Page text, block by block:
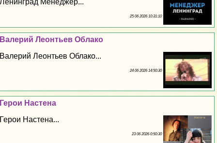
Ленинград Менеджер...
25 06 2026 10:31:10
Валерий Леонтьев Облако
Валерий Леонтьев Облако...
24 06 2026 14:50:30
Герои Настена
Герои Настена...
23 06 2026 0:50:30